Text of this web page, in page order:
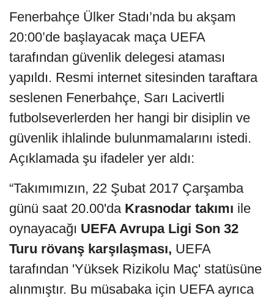
Fenerbahçe Ülker Stadı’nda bu akşam
20:00’de başlayacak maça UEFA
tarafından güvenlik delegesi ataması
yapıldı. Resmi internet sitesinden taraftara
seslenen Fenerbahçe, Sarı Lacivertli
futbolseverlerden her hangi bir disiplin ve
güvenlik ihlalinde bulunmamalarını istedi.
Açıklamada şu ifadeler yer aldı:
“Takımımızın, 22 Şubat 2017 Çarşamba
günü saat 20.00'da Krasnodar takımı ile
oynayacağı UEFA Avrupa Ligi Son 32
Turu rövanş karşılaşması, UEFA
tarafından 'Yüksek Rizikolu Maç' statüsüne
alınmıştır. Bu müsabaka için UEFA ayrıca